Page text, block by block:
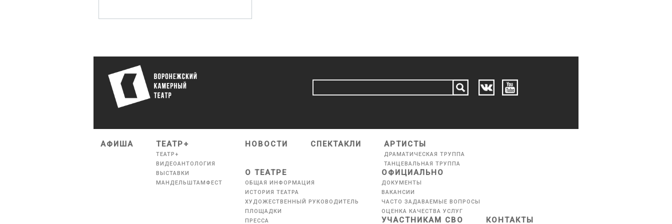
АФИША ТЕАТР+
ТЕАТР+
ВИДЕОАНТОЛОГИЯ
ВЫСТАВКИ
МАНДЕЛЬШТАМФЕСТ
НОВОСТИ СПЕКТАКЛИ АРТИСТЫ
ДРАМАТИЧЕСКАЯ ТРУППА
ТАНЦЕВАЛЬНАЯ ТРУППА
О ТЕАТРЕ
ОБЩАЯ ИНФОРМАЦИЯ
ИСТОРИЯ ТЕАТРА
ХУДОЖЕСТВЕННЫЙ РУКОВОДИТЕЛЬ
ПЛОЩАДКИ
ПРЕССА
ОФИЦИАЛЬНО
ДОКУМЕНТЫ
ВАКАНСИИ
ЧАСТО ЗАДАВАЕМЫЕ ВОПРОСЫ
ОЦЕНКА КАЧЕСТВА УСЛУГ
УЧАСТНИКАМ СВО КОНТАКТЫ